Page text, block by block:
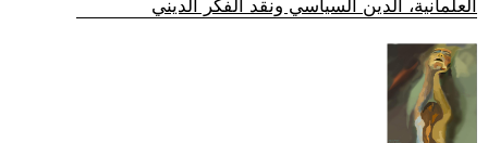
العلمانية، الدين السياسي ونقد الفكر الديني